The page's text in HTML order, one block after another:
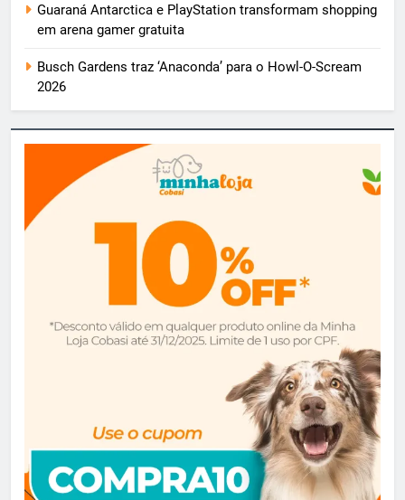
Guaraná Antarctica e PlayStation transformam shopping
em arena gamer gratuita
Busch Gardens traz ‘Anaconda’ para o Howl-O-Scream
2026